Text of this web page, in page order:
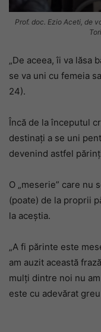
Prof. doc. Ezio Aceti, de
„De aceea, îi va lăsa
se va uni cu femeia
24).
Încă de la începutul
destinați a se uni
devenind astfel
O „meserie” care nu
(poate) de la proprii
la aceștia.
„A fi părinte este
am auzit această
mulți dintre noi nu
este cu adevărat